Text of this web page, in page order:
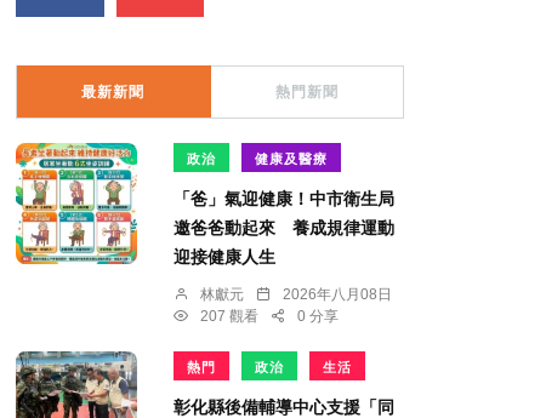
最新新聞 熱門新聞
政治 健康及醫療
「爸」氣迎健康！中市衛生局
邀爸爸動起來 養成規律運動
迎接健康人生
林獻元
2026年八月08日
207 觀看
0 分享
熱門 政治 生活
彰化縣後備輔導中心支援「同